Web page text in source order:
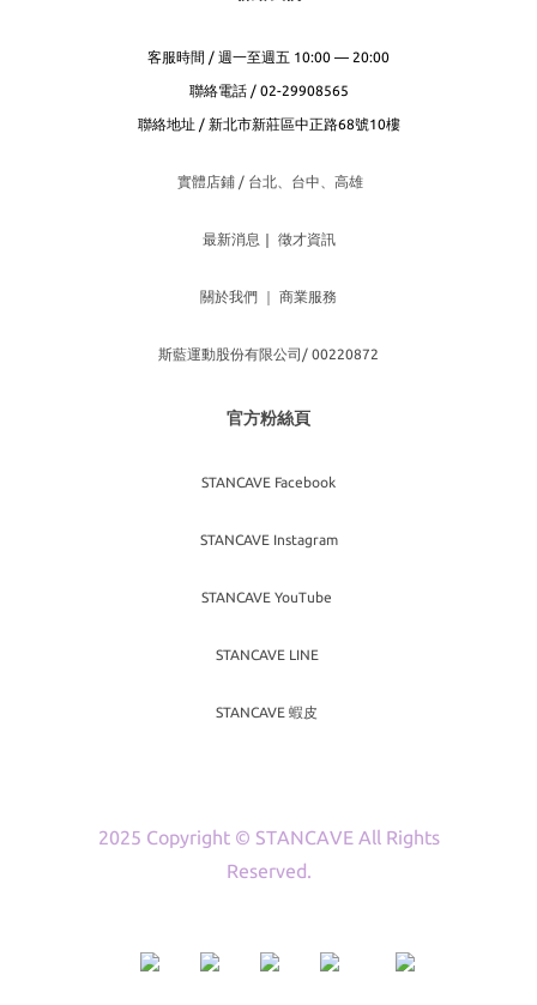
客服時間 / 週一至週五 10:00 — 20:00
聯絡電話 / 02-29908565
聯絡地址 / 新北市新莊區中正路68號10樓
實體店鋪 / 台北、台中、高雄
最新消息 ｜ 徵才資訊
關於我們 ｜ 商業服務
斯藍運動股份有限公司/ 00220872
官方粉絲頁
STANCAVE Facebook
STANCAVE Instagram
STANCAVE YouTube
STANCAVE LINE
STANCAVE 蝦皮
2025 Copyright © STANCAVE All Rights
Reserved.